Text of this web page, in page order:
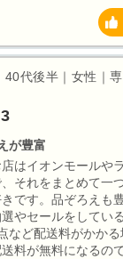
代後半｜女性｜専
3
が豊富
はイオンモールや
それをまとめて一
です。品ぞろえも
やセールをしてい
など配送料がかか
料が無料になるの